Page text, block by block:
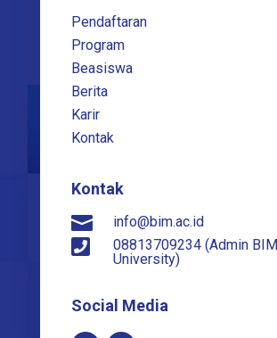
Pendaftaran
Program
Beasiswa
Berita
Karir
Kontak
Kontak
 info@bim.ac.id

08813709234 (Admin BIM
University)
Social Media